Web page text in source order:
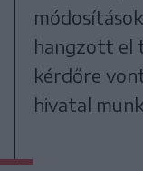
hangzott el
kérdőre
hivatal